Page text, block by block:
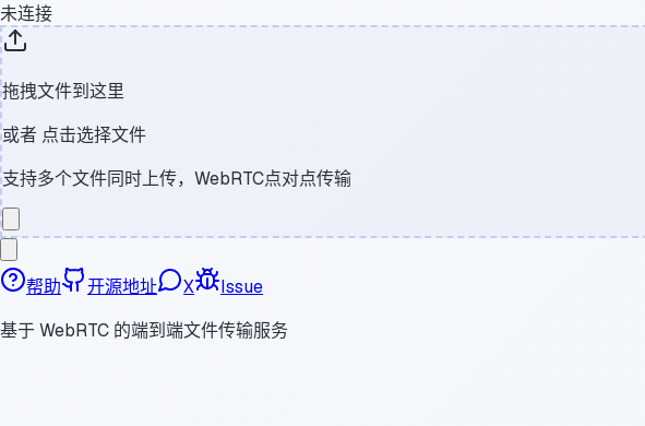
未连接
拖拽文件到这里
或者 点击选择文件
支持多个文件同时上传，WebRTC点对点传输
帮助 开源地址 X
Issue
基于 WebRTC 的端到端文件传输服务